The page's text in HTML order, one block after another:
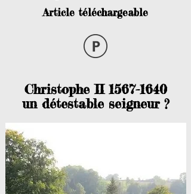
Article téléchargeable
Christophe II1567-1640
un détestable seigneur ?